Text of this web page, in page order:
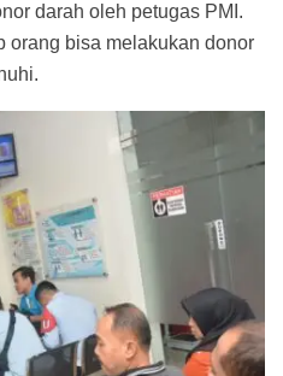
darah oleh petugas PMI.
orang bisa melakukan donor